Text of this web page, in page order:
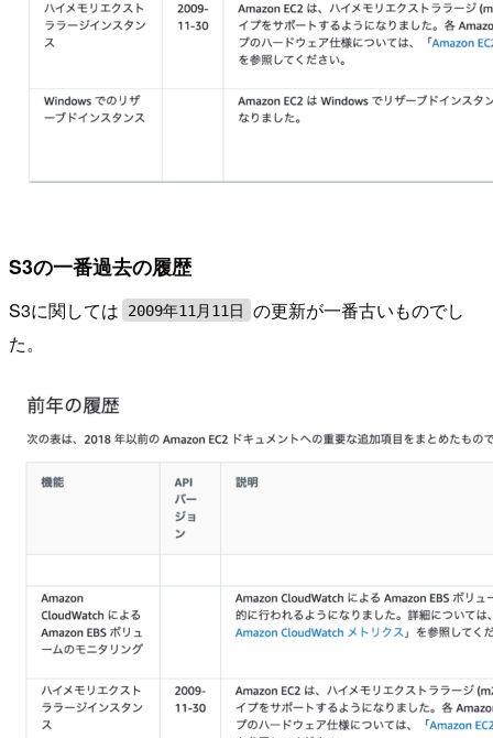
S3の一番過去の履歴
S3に関しては 2009年11月11日
の更新が一番古いものでし
た。